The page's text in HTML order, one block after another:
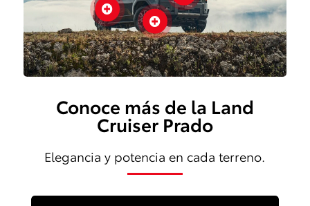


Conoce más de la Land
Cruiser Prado
Elegancia y potencia en cada terreno.